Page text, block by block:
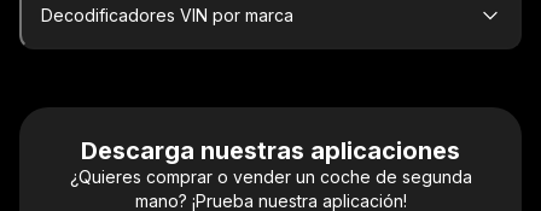
Decodificadores VIN por marca
Descarga nuestras aplicaciones
¿Quieres comprar o vender un coche de segunda
mano? ¡Prueba nuestra aplicación!